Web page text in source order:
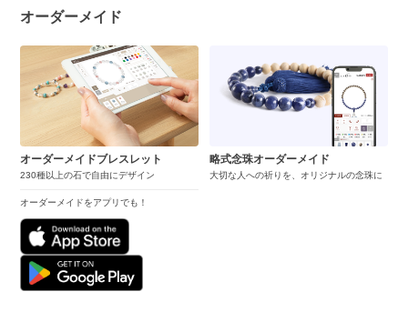
オーダーメイド
オーダーメイドブレスレット
230種以上の石で自由にデザイン
オーダーメイドをアプリでも！
略式念珠オーダーメイド
大切な人への祈りを、オリジナルの念珠に